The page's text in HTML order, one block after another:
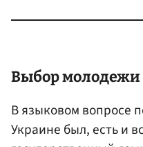
Выбор молодежи
В языковом вопросе
Украине был, есть и